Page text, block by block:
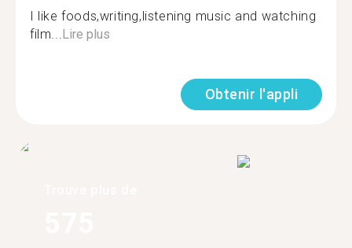
I like foods,writing,listening music and watching
film... Lire plus
Obtenir l'appli